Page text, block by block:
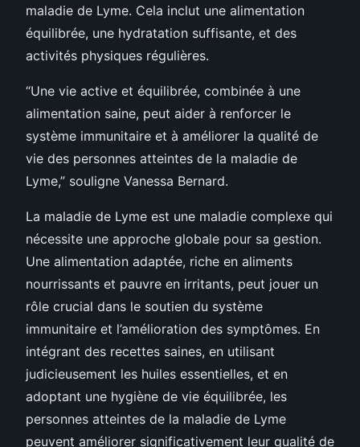
maladie de Lyme. Cela inclut une alimentation
équilibrée, une hydratation suffisante, et des
activités physiques régulières.
“Une vie active et équilibrée, combinée à une
alimentation saine, peut aider à renforcer le
système immunitaire et à améliorer la qualité de
vie des personnes atteintes de la maladie de
Lyme,” souligne Vanessa Bernard.
La maladie de Lyme est une maladie complexe qui
nécessite une approche globale pour sa gestion.
Une alimentation adaptée, riche en aliments
nourrissants et pauvre en irritants, peut jouer un
rôle crucial dans le soutien du système
immunitaire et l’amélioration des symptômes. En
intégrant des recettes saines, en utilisant
judicieusement les huiles essentielles, et en
adoptant une hygiène de vie équilibrée, les
personnes atteintes de la maladie de Lyme
peuvent améliorer significativement leur qualité de